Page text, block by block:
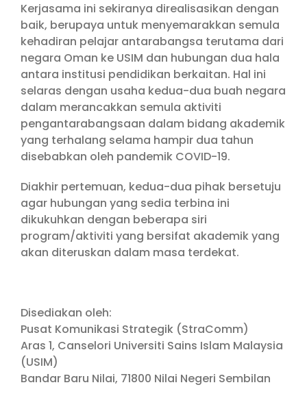
Kerjasama ini sekiranya direalisasikan dengan
baik, berupaya untuk menyemarakkan semula
kehadiran pelajar antarabangsa terutama dari
negara Oman ke USIM dan hubungan dua hala
antara institusi pendidikan berkaitan. Hal ini
selaras dengan usaha kedua-dua buah negara
dalam merancakkan semula aktiviti
pengantarabangsaan dalam bidang akademik
yang terhalang selama hampir dua tahun
disebabkan oleh pandemik COVID-19.
Diakhir pertemuan, kedua-dua pihak bersetuju
agar hubungan yang sedia terbina ini
dikukuhkan dengan beberapa siri
program/aktiviti yang bersifat akademik yang
akan diteruskan dalam masa terdekat.
Disediakan oleh:
Pusat Komunikasi Strategik (StraComm)
Aras 1, Canselori Universiti Sains Islam Malaysia
(USIM)
Bandar Baru Nilai, 71800 Nilai Negeri Sembilan